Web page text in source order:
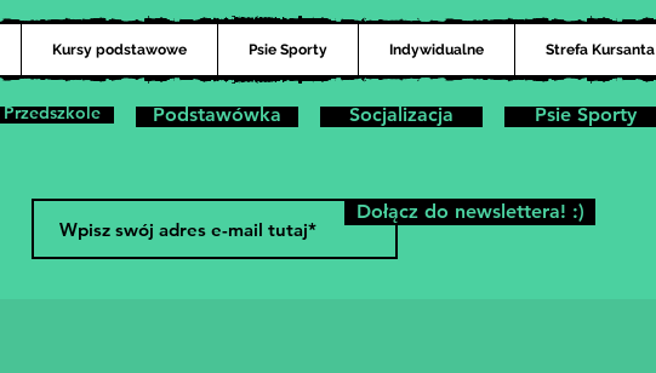
Kursy podstawowe Psie Sporty Indywidualne Strefa Kursanta
Przedszkole Podstawówka Socjalizacja Psie Sporty
Dołącz do newslettera! :)